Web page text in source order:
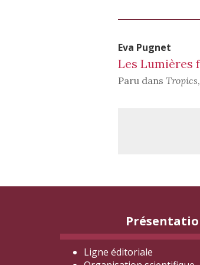
Eva Pugnet
Les Lumières
Paru dans Tropics,
Ligne éditoriale